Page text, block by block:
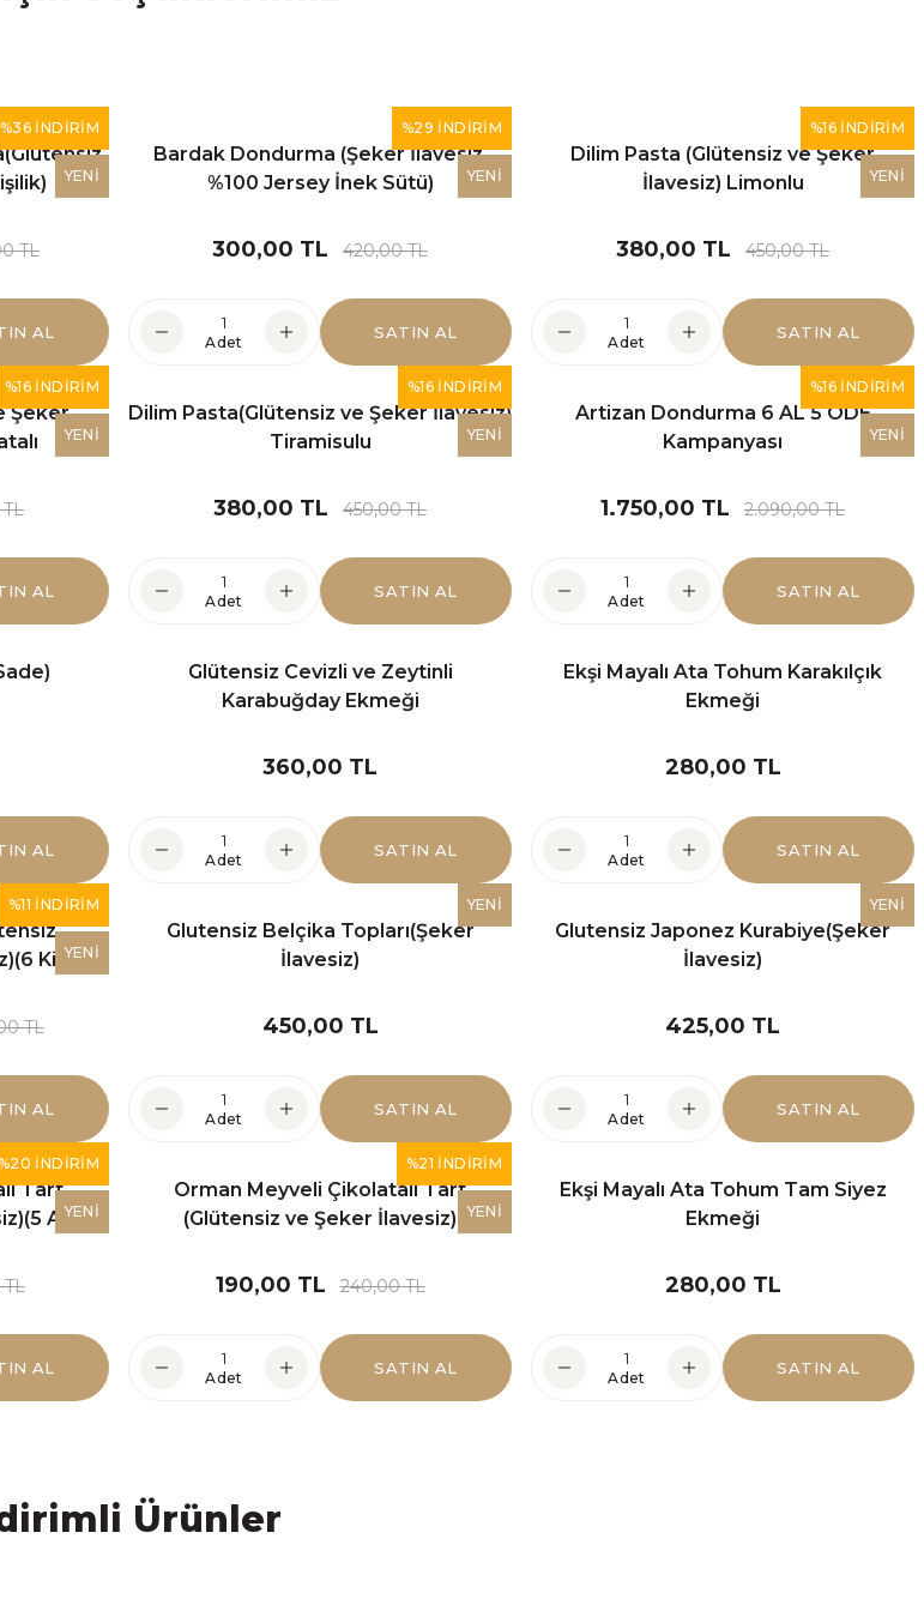
EKŞİ MAYALI
TOHUMDAN
PİZZA ÇEŞİTLERİ
ve Bahçeşehir şubelerimizde
mevcuttur."
ÜRETİM
ARTTIRMAK İÇİN
MADDE İÇERMEZ
%36 İNDİRİM
YENİ
TL
AL
%29 İNDİRİM
YENİ
Bardak Dondurma (Şeker İlavesiz,
%100 Jersey İnek Sütü)
300,00 TL 420,00 TL
Adet
SATIN AL
%16 İNDİRİM
YENİ
Dilim Pasta (Glütensiz ve Şeker
İlavesiz) Limonlu
380,00 TL 450,00 TL
Adet
SATIN AL
%16 İNDİRİM
YENİ
Şeker
AL
%16 İNDİRİM
YENİ
Dilim Pasta(Glütensiz ve Şeker İlavesiz)
Tiramisulu
380,00 TL 450,00 TL
Adet
SATIN AL
%16 İNDİRİM
YENİ
Artizan Dondurma 6 AL 5 ÖDE
Kampanyası
1.750,00 TL 2.090,00 TL
Adet
SATIN AL
AL
Glütensiz Cevizli ve Zeytinli
Karabuğday Ekmeği
360,00 TL
Adet
SATIN AL
Ekşi Mayalı Ata Tohum Karakılçık
Ekmeği
280,00 TL
Adet
SATIN AL
%11 İNDİRİM
YENİ
Kişilik)
TL
AL
YENİ
Glutensiz Belçika Topları(Şeker
İlavesiz)
450,00 TL
Adet
SATIN AL
YENİ
Glutensiz Japonez Kurabiye(Şeker
İlavesiz)
425,00 TL
Adet
SATIN AL
İNDİRİM
YENİ
Tart
Al 4
AL
%21 İNDİRİM
YENİ
Orman Meyveli Çikolatalı Tart
(Glütensiz ve Şeker İlavesiz)
190,00 TL 240,00 TL
Adet
SATIN AL
Ekşi Mayalı Ata Tohum Tam Siyez
Ekmeği
280,00 TL
Adet
SATIN AL
Ürünler